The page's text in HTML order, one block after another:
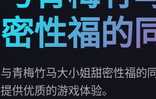
密性福的
与青梅竹马大小姐甜密性福的
提供优质的游戏体验。